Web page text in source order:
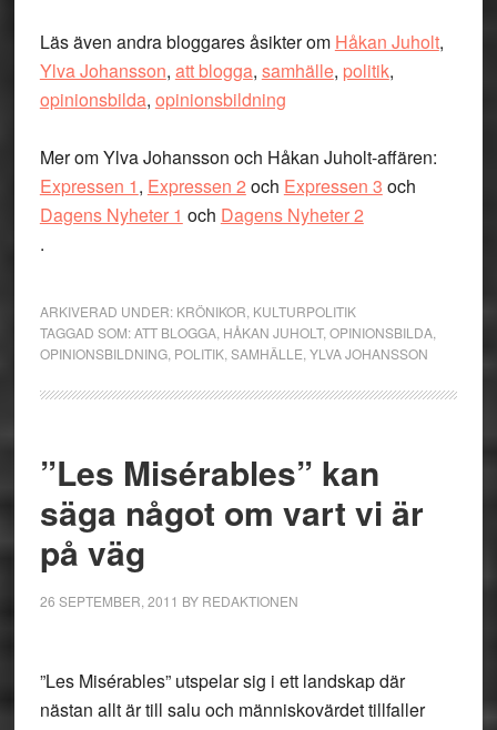
Läs även andra bloggares åsikter om Håkan Juholt,
Ylva Johansson, att blogga, samhälle, politik,
opinionsbilda, opinionsbildning
Mer om Ylva Johansson och Håkan Juholt-affären:
Expressen 1, Expressen 2 och Expressen 3 och
Dagens Nyheter 1 och Dagens Nyheter 2
.
ARKIVERAD UNDER: KRÖNIKOR KULTURPOLITIK
TAGGAD SOM:ATT BLOGGA, HÅKAN JUHOLT, OPINIONSBILDA,
OPINIONSBILDNING, POLITIK, SAMHÄLLE YLVA JOHANSSON
”Les Misérables” kan
säga något om vart vi är
på väg
26 SEPTEMBER, 2011 BY REDAKTIONEN
”Les Misérables” utspelar sig i ett landskap där
nästan allt är till salu och människovärdet tillfaller